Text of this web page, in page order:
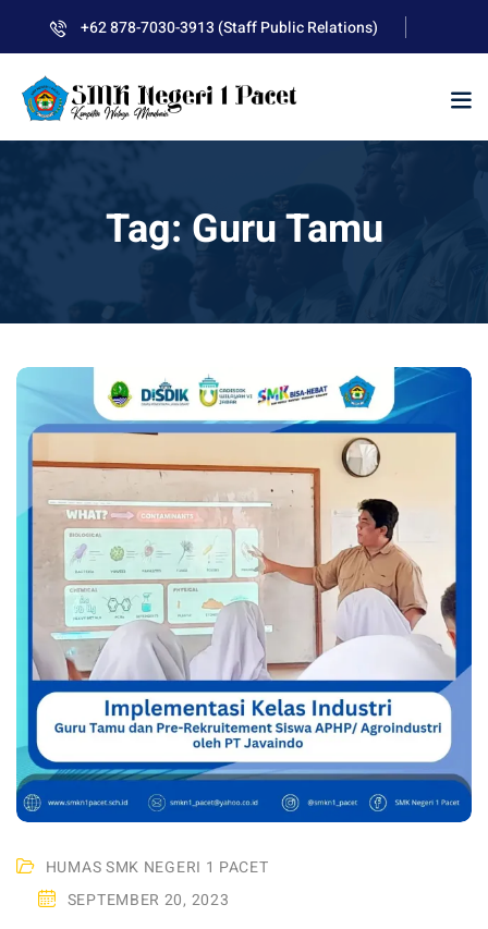
content
+62 878-7030-3913 (Staff Public Relations)
Tag: Guru Tamu
HUMAS SMK NEGERI 1 PACET
SEPTEMBER 20, 2023